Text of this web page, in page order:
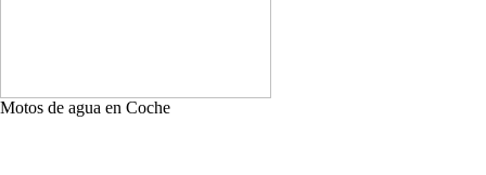
Motos de agua en Coche